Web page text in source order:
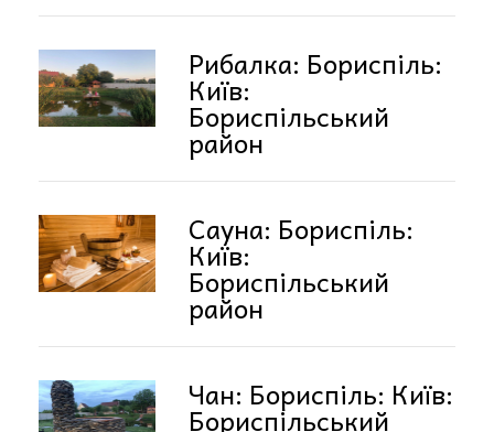
Рибалка: Бориспіль:
Київ:
Бориспільський
район
Сауна: Бориспіль:
Київ:
Бориспільський
район
Чан: Бориспіль: Київ:
Бориспільський